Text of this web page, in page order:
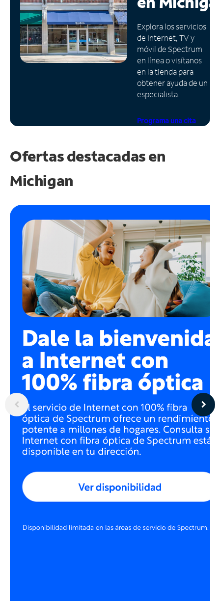
Administrar
cuenta
Encuentra
una
tienda
Explora los servicios
de Internet, TV y
móvil de Spectrum
en línea o visítanos
en la tienda para
obtener ayuda de un
especialista.
Programa una cita
Ofertas destacadas en
Michigan